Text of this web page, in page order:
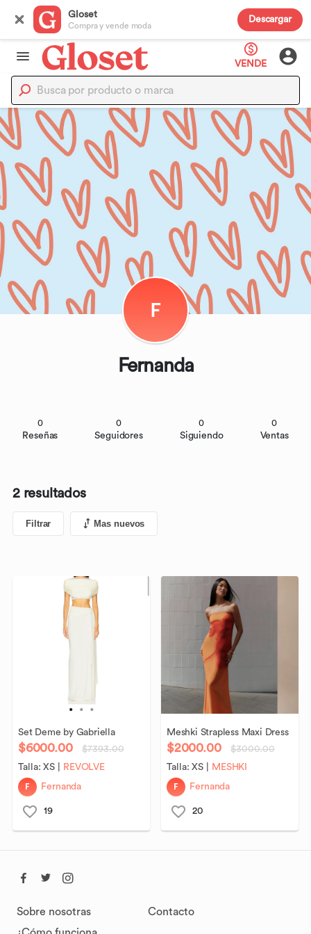
Gloset
Compra y vende moda
Descargar
VENDE
F
Fernanda
0
Reseñas
0
Seguidores
0
Siguiendo
0
Ventas
2 resultados
Filtrar Mas nuevos
Set Deme by Gabriella
$6000.00
$7393.00
Talla:XS REVOLVE
F Fernanda
19
Meshki Strapless Maxi Dress
$2000.00
$3000.00
Talla:XS MESHKI
F Fernanda
20
Sobre nosotras
Contacto